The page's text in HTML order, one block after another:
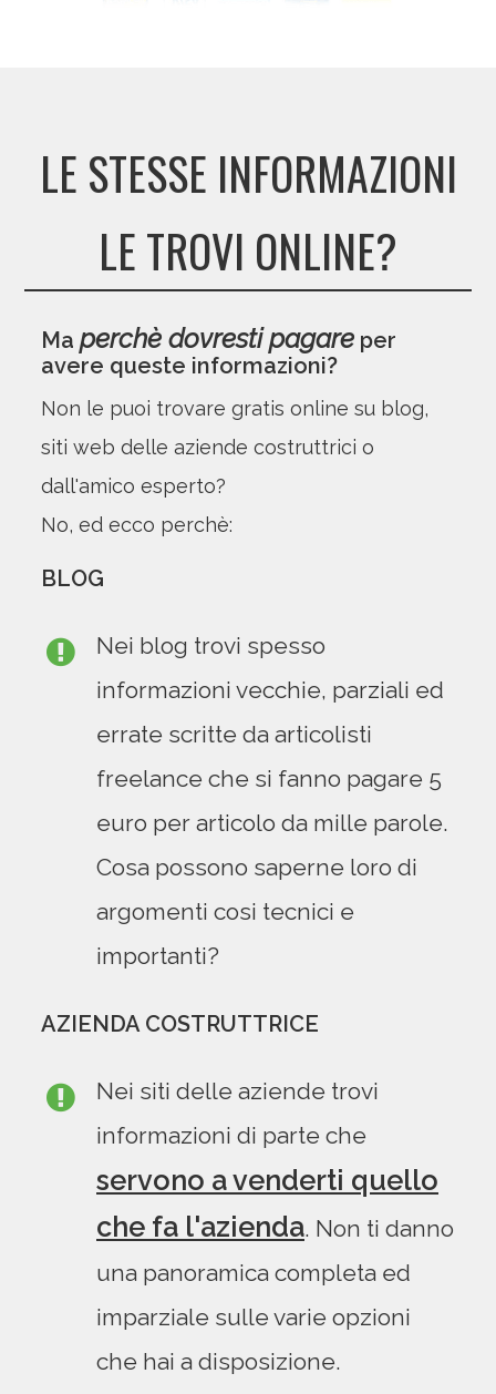
LE STESSE INFORMAZIONI
LE TROVI ONLINE?
Ma perchè dovresti pagare per
avere queste informazioni?
Non le puoi trovare gratis online su blog,
siti web delle aziende costruttrici o
dall'amico esperto?
No, ed ecco perchè:
BLOG
Nei blog trovi spesso
informazioni vecchie, parziali ed
errate scritte da articolisti
freelance che si fanno pagare 5
euro per articolo da mille parole.
Cosa possono saperne loro di
argomenti cosi tecnici e
importanti?
AZIENDA COSTRUTTRICE
Nei siti delle aziende trovi
informazioni di parte che
servono a venderti quello
che fa l'azienda. Non ti danno
una panoramica completa ed
imparziale sulle varie opzioni
che hai a disposizione.